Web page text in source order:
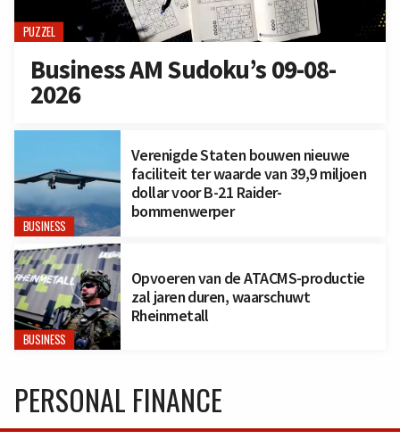
PUZZEL
Business AM Sudoku’s 09-08-
2026
BUSINESS
Verenigde Staten bouwen nieuwe
faciliteit ter waarde van 39,9 miljoen
dollar voor B-21 Raider-
bommenwerper
BUSINESS
Opvoeren van de ATACMS-productie
zal jaren duren, waarschuwt
Rheinmetall
PERSONAL FINANCE